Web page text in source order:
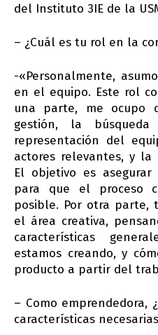
del Instituto 3IE de la
– ¿Cuál es tu rol en la
-«Personalmente,
en el equipo. Este rol
una parte, me ocupo
gestión, la
representación del
actores relevantes, y la
El objetivo es asegurar
para que el proceso
posible. Por otra parte,
el área creativa,
características
estamos creando, y
producto a partir del
– Como emprendedora,
características